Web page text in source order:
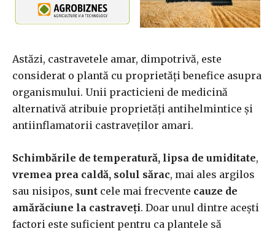
Astăzi, castravetele amar, dimpotrivă, este
considerat o plantă cu proprietăți benefice asupra
organismului. Unii practicieni de medicină
alternativă atribuie proprietăți antihelmintice și
antiinflamatorii castraveților amari.
Schimbările de temperatură, lipsa de umiditate,
vremea prea caldă, solul sărac, mai ales argilos
sau nisipos, sunt cele mai frecvente cauze de
amărăciune la castraveți. Doar unul dintre acești
factori este suficient pentru ca plantele să